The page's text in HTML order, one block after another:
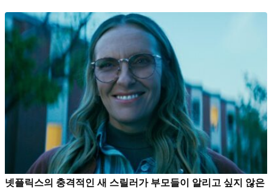
넷플릭스의 충격적인 새 스릴러가 부모들이 알리고 싶지 않은